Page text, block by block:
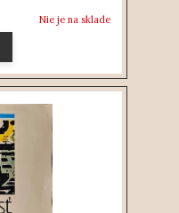
Nie je na sklade